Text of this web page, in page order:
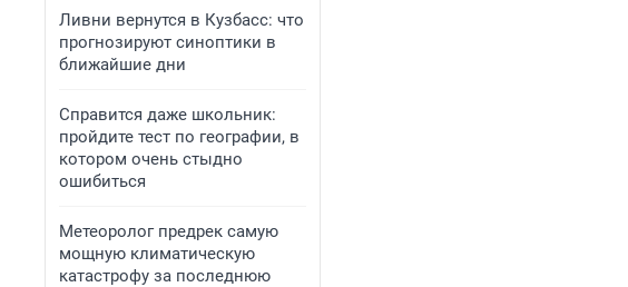
Ливни вернутся в Кузбасс: что
прогнозируют синоптики в
ближайшие дни
Справится даже школьник:
пройдите тест по географии, в
котором очень стыдно
ошибиться
Метеоролог предрек самую
мощную климатическую
катастрофу за последнюю